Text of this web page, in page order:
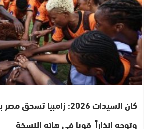
كان السيدات 2026: زامبيا
وتوجه إنذاراً قويا في هاته النسخة